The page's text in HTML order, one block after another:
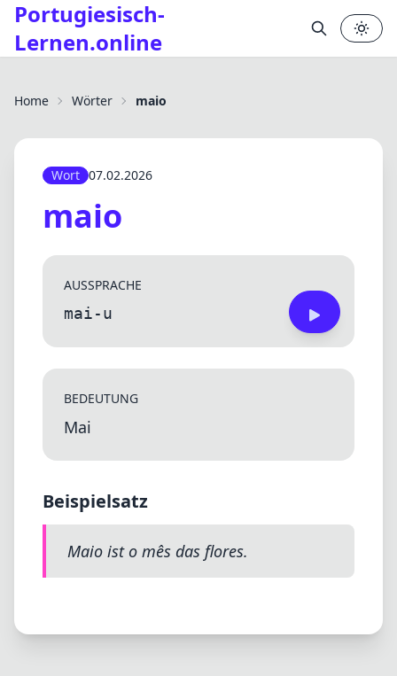
Portugiesisch-
Lernen.online
Home Wörter maio
Wort 07.02.2026
maio
AUSSPRACHE
mai-u
BEDEUTUNG
Mai
Beispielsatz
Maio ist o mês das flores.